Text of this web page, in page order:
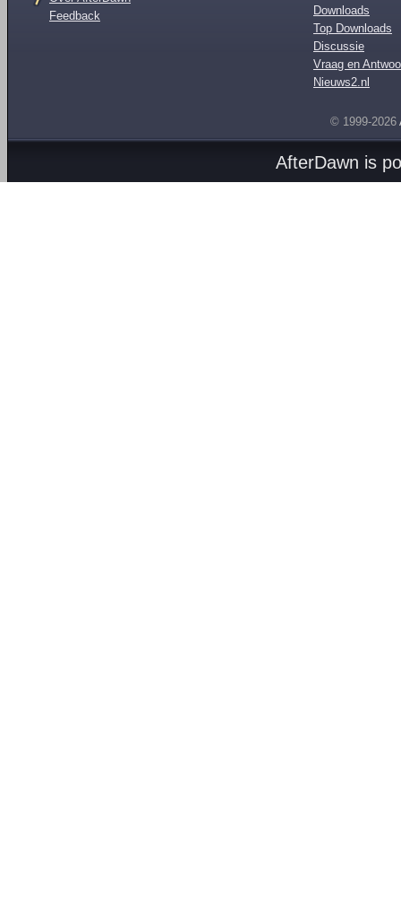
Feedback
Downloads
Top Downloads
Discussie
Vraag en
Nieuws2.nl
© 1999-2026
AfterDawn is